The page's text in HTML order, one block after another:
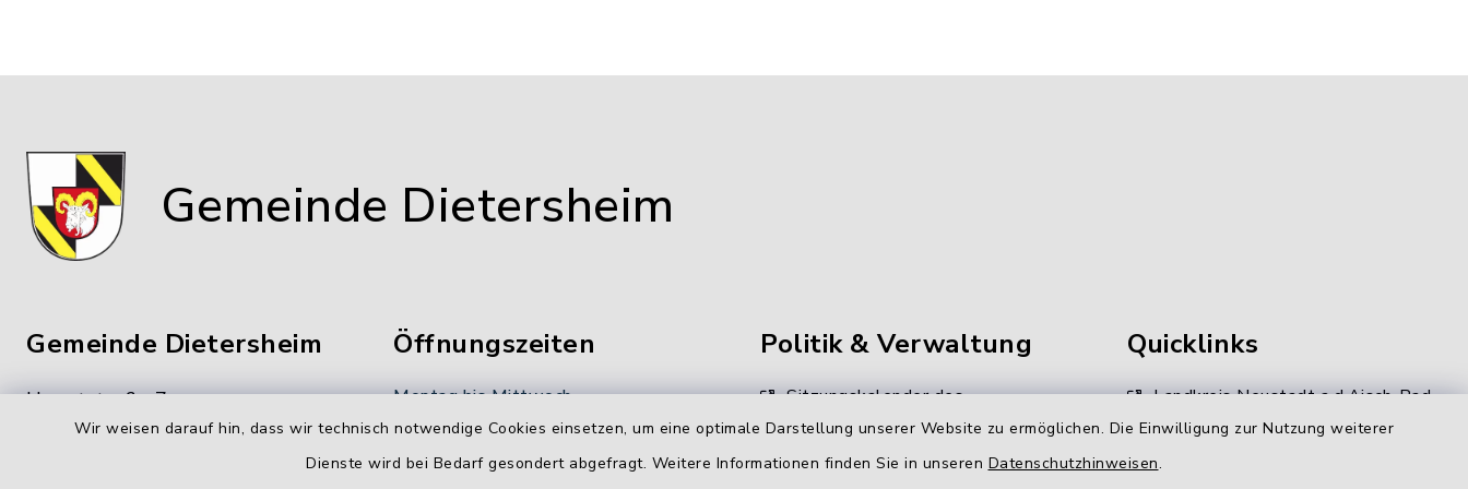
Wir weisen darauf hin, dass wir technisch notwendige Cookies einsetzen, um eine optimale Darstellung unserer Website zu ermöglichen. Die Einwilligung zur Nutzung weiterer
Dienste wird bei Bedarf gesondert abgefragt. Weitere Informationen finden Sie in unseren Datenschutzhinweisen.
Gemeinde Dietersheim
Gemeinde Dietersheim
Hauptstraße 7
91463 Dietersheim
Öffnungszeiten
Montag bis Mittwoch
8.00-12.00 Uhr
Politik & Verwaltung
Sitzungskalender des
Gemeinderates
Unsere
Quicklinks
Landkreis Neustadt a.d.Aisch-Bad
Windsheim
Kommunale Allianz